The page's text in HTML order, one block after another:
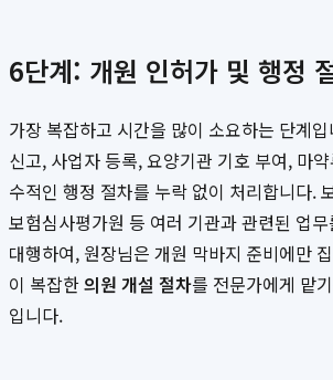
6단계: 개원 인허가 및 행정
가장 복잡하고 시간을 많이 소요하는 단계
신고, 사업자 등록, 요양기관 기호 부여, 마
수적인 행정 절차를 누락 없이 처리합니다.
보험심사평가원 등 여러 기관과 관련된 업
대행하여, 원장님은 개원 막바지 준비에만
이 복잡한의원 개설 절차를 전문가에게 맡
입니다.